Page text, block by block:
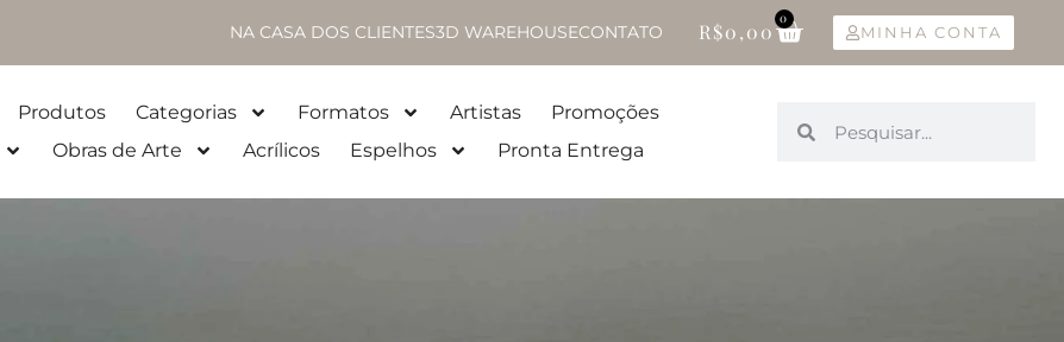
NA CASA DOS CLIENTES3D WAREHOUSECONTATO R$0,00
0
MINHA CONTA
Produtos Categorias Formatos Artistas
Promoções
Obras de Arte Acrílicos Espelhos Pronta Entrega